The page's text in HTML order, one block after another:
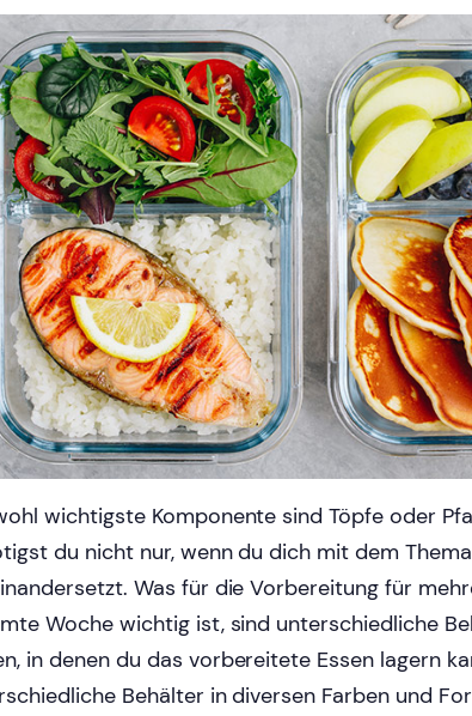
wichtigste Komponente sind Töpfe oder
du nicht nur, wenn du dich mit dem
Was für die Vorbereitung für
Woche wichtig ist, sind unterschiedliche
in denen du das vorbereitete Essen lagern
Behälter in diversen Farben und